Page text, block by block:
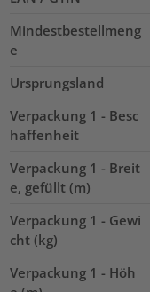
Mindestbestellmeng
e
Ursprungsland
Verpackung 1 - Besc
haffenheit
Verpackung 1 - Breit
e, gefüllt (m)
Verpackung 1 - Gewi
cht (kg)
Verpackung 1 - Höh